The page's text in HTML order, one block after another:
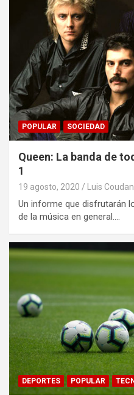
POPULAR SOCIEDAD
Queen: La banda de
1
19 agosto, 2020 Luis
Un informe que disfrutarán
de la música en general.…
DEPORTES POPULAR